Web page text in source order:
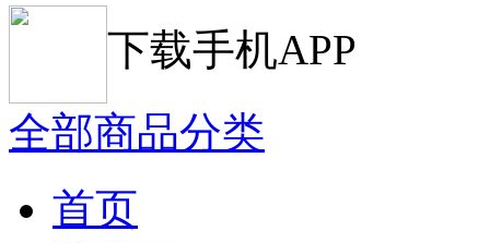
下载手机APP
全部商品分类
首页